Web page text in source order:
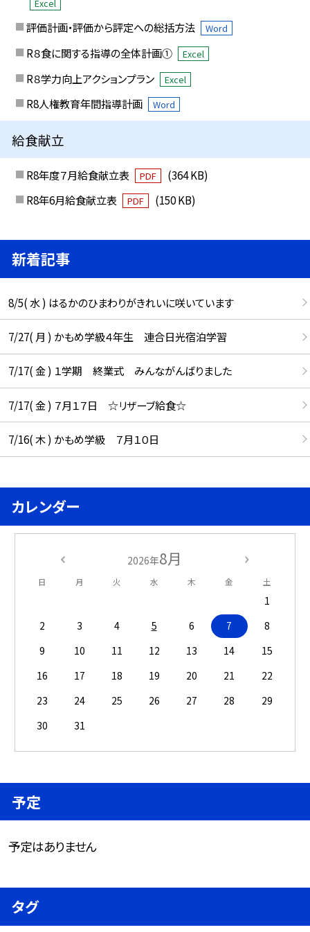
Excel
評価計画・評価から評定への総括方法 Word
R８食に関する指導の全体計画① Excel
R８学力向上アクションプラン Excel
R8人権教育年間指導計画 Word
給食献立
R8年度７月給食献立表 PDF
(364 KB)
R8年6月給食献立表
PDF (150 KB)
新着記事
8/5( 水 ) はるかのひまわりがきれいに咲いています
7/27( 月 ) かもめ学級４年生 連合日光宿泊学習
7/17( 金 ) １学期 終業式 みんながんばりました
7/17( 金 ) ７月１７日 ☆リザーブ給食☆
7/16( 木 ) かもめ学級 ７月１０日
カレンダー
2026年8月
日 月 火 水 木 金 土
1
2
3 4 5 6 7
8
9
10 11 12 13 14
15
16
17 18 19 20 21
22
23
24 25 26 27 28
29
30
31
予定
予定はありません
タグ